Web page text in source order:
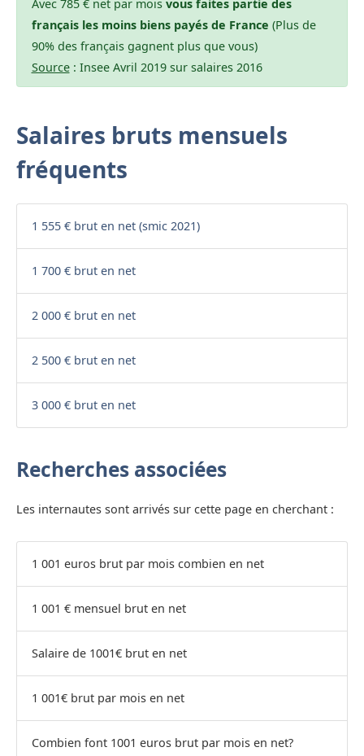
Avec 785 € net par mois vous faites partie des
français les moins biens payés de France (Plus de
90% des français gagnent plus que vous)
Source: Insee Avril 2019 sur salaires 2016
Salaires bruts mensuels
fréquents
1 555 € brut en net (smic 2021)
1 700 € brut en net
2 000 € brut en net
2 500 € brut en net
3 000 € brut en net
Recherches associées
Les internautes sont arrivés sur cette page en cherchant :
1 001 euros brut par mois combien en net
1 001 € mensuel brut en net
Salaire de 1001€ brut en net
1 001€ brut par mois en net
Combien font 1001 euros brut par mois en net?